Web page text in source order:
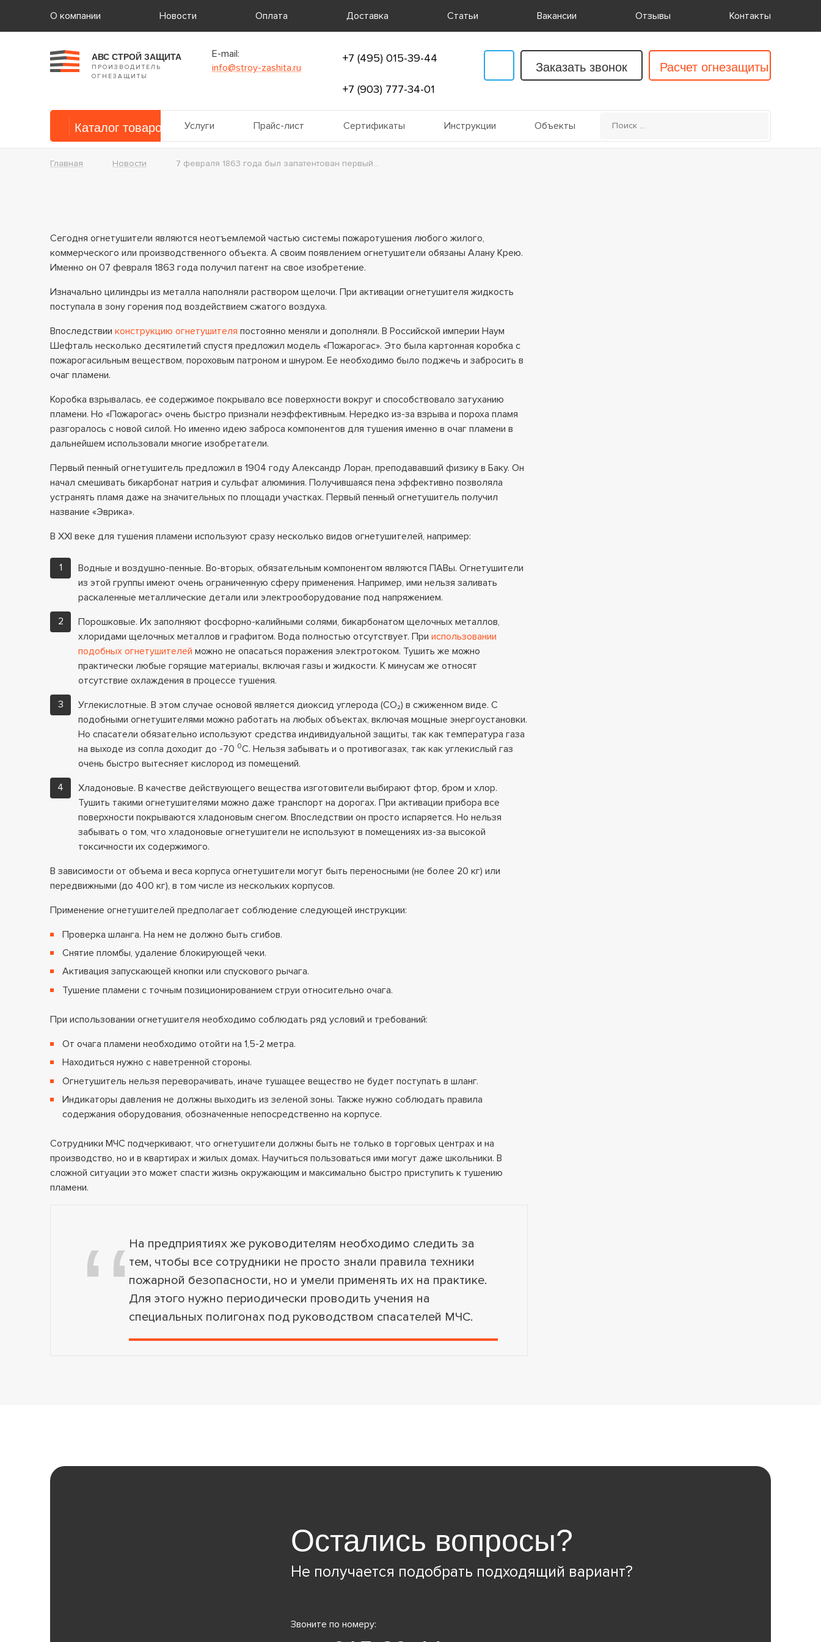
О компании Новости Оплата Доставка Статьи Вакансии Отзывы Контакты
АВС СТРОЙ ЗАЩИТА
ПРОИЗВОДИТЕЛЬ
ОГНЕЗАЩИТЫ
E-mail:
info@stroy-zashita.ru
+7 (495) 015-39-44
+7 (903) 777-34-01
Заказать звонок Расчет огнезащиты
Каталог товаров Услуги Прайс-лист Сертификаты Инструкции Объекты
Главная Новости 7 февраля 1863 года был запатентован первый...
Сегодня огнетушители являются неотъемлемой частью системы пожаротушения любого жилого,
коммерческого или производственного объекта. А своим появлением огнетушители обязаны Алану Крею.
Именно он 07 февраля 1863 года получил патент на свое изобретение.
Изначально цилиндры из металла наполняли раствором щелочи. При активации огнетушителя жидкость
поступала в зону горения под воздействием сжатого воздуха.
Впоследствии конструкцию огнетушителя постоянно меняли и дополняли. В Российской империи Наум
Шефталь несколько десятилетий спустя предложил модель «Пожарогас». Это была картонная коробка с
пожарогасильным веществом, пороховым патроном и шнуром. Ее необходимо было поджечь и забросить в
очаг пламени.
Коробка взрывалась, ее содержимое покрывало все поверхности вокруг и способствовало затуханию
пламени. Но «Пожарогас» очень быстро признали неэффективным. Нередко из-за взрыва и пороха пламя
разгоралось с новой силой. Но именно идею заброса компонентов для тушения именно в очаг пламени в
дальнейшем использовали многие изобретатели.
Первый пенный огнетушитель предложил в 1904 году Александр Лоран, преподававший физику в Баку. Он
начал смешивать бикарбонат натрия и сульфат алюминия. Получившаяся пена эффективно позволяла
устранять пламя даже на значительных по площади участках. Первый пенный огнетушитель получил
название «Эврика».
В XXI веке для тушения пламени используют сразу несколько видов огнетушителей, например:
Водные и воздушно-пенные. Во-вторых, обязательным компонентом являются ПАВы. Огнетушители
из этой группы имеют очень ограниченную сферу применения. Например, ими нельзя заливать
раскаленные металлические детали или электрооборудование под напряжением.
Порошковые. Их заполняют фосфорно-калийными солями, бикарбонатом щелочных металлов,
хлоридами щелочных металлов и графитом. Вода полностью отсутствует. При использовании
подобных огнетушителей можно не опасаться поражения электротоком. Тушить же можно
практически любые горящие материалы, включая газы и жидкости. К минусам же относят
отсутствие охлаждения в процессе тушения.
Углекислотные. В этом случае основой является диоксид углерода (CO₂) в сжиженном виде. С
подобными огнетушителями можно работать на любых объектах, включая мощные энергоустановки.
Но спасатели обязательно используют средства индивидуальной защиты, так как температура газа
на выходе из сопла доходит до -70 0С. Нельзя забывать и о противогазах, так как углекислый газ
очень быстро вытесняет кислород из помещений.
Хладоновые. В качестве действующего вещества изготовители выбирают фтор, бром и хлор.
Тушить такими огнетушителями можно даже транспорт на дорогах. При активации прибора все
поверхности покрываются хладоновым снегом. Впоследствии он просто испаряется. Но нельзя
забывать о том, что хладоновые огнетушители не используют в помещениях из-за высокой
токсичности их содержимого.
В зависимости от объема и веса корпуса огнетушители могут быть переносными (не более 20 кг) или
передвижными (до 400 кг), в том числе из нескольких корпусов.
Применение огнетушителей предполагает соблюдение следующей инструкции:
Проверка шланга. На нем не должно быть сгибов.
Снятие пломбы, удаление блокирующей чеки.
Активация запускающей кнопки или спускового рычага.
Тушение пламени с точным позиционированием струи относительно очага.
При использовании огнетушителя необходимо соблюдать ряд условий и требований:
От очага пламени необходимо отойти на 1,5-2 метра.
Находиться нужно с наветренной стороны.
Огнетушитель нельзя переворачивать, иначе тушащее вещество не будет поступать в шланг.
Индикаторы давления не должны выходить из зеленой зоны. Также нужно соблюдать правила
содержания оборудования, обозначенные непосредственно на корпусе.
Сотрудники МЧС подчеркивают, что огнетушители должны быть не только в торговых центрах и на
производство, но и в квартирах и жилых домах. Научиться пользоваться ими могут даже школьники. В
сложной ситуации это может спасти жизнь окружающим и максимально быстро приступить к тушению
пламени.
На предприятиях же руководителям необходимо следить за
тем, чтобы все сотрудники не просто знали правила техники
пожарной безопасности, но и умели применять их на практике.
Для этого нужно периодически проводить учения на
специальных полигонах под руководством спасателей МЧС.
Остались вопросы?
Не получается подобрать подходящий вариант?
Звоните по номеру: